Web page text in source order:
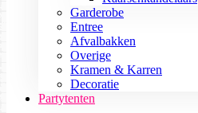
Garderobe
Entree
Afvalbakken
Overige
Kramen & Karren
Decoratie
Partytenten